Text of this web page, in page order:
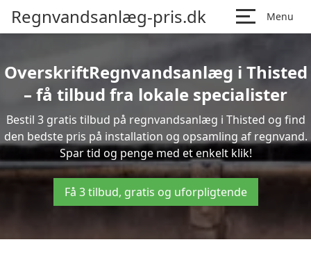
Regnvandsanlæg-pris.dk Menu
OverskriftRegnvandsanlæg i Thisted
– få tilbud fra lokale specialister
Bestil 3 gratis tilbud på regnvandsanlæg i Thisted og find
den bedste pris på installation og opsamling af regnvand.
Spar tid og penge med et enkelt klik!
Få 3 tilbud, gratis og uforpligtende